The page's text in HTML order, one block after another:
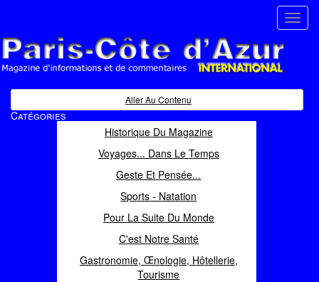
Magazine d'informations et de commentaires
Aller Au Contenu
Catégories
Historique Du Magazine
Voyages... Dans Le Temps
Geste Et Pensée...
Sports - Natation
Pour La Suite Du Monde
C'est Notre Santé
Gastronomie, Œnologie, Hôtellerie,
Tourisme